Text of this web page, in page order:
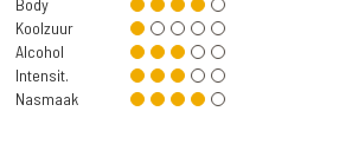
Body
Koolzuur
Alcohol
Intensit.
Nasmaak